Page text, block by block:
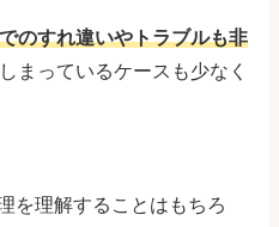
のすれ違いやトラブルも非
まっているケースも少なく
を理解することはもちろ